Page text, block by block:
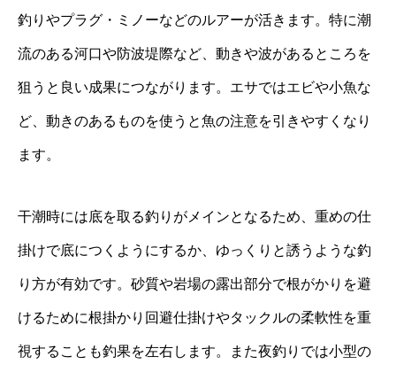
釣りやプラグ・ミノーなどのルアーが活きます。特に潮
流のある河口や防波堤際など、動きや波があるところを
狙うと良い成果につながります。エサではエビや小魚な
ど、動きのあるものを使うと魚の注意を引きやすくなり
ます。
干潮時には底を取る釣りがメインとなるため、重めの仕
掛けで底につくようにするか、ゆっくりと誘うような釣
り方が有効です。砂質や岩場の露出部分で根がかりを避
けるために根掛かり回避仕掛けやタックルの柔軟性を重
視することも釣果を左右します。また夜釣りでは小型の